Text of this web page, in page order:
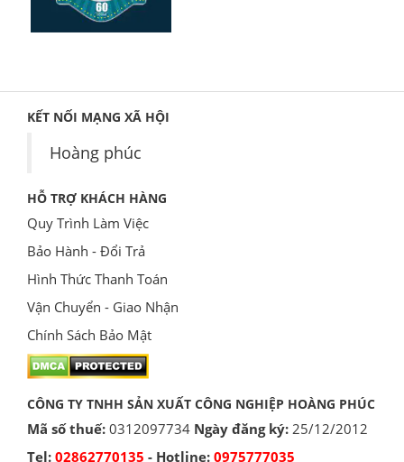
KẾT NỐI MẠNG XÃ HỘI
Hoàng phúc
HỖ TRỢ KHÁCH HÀNG
Quy Trình Làm Việc
Bảo Hành - Đổi Trả
Hình Thức Thanh Toán
Vận Chuyển - Giao Nhận
Chính Sách Bảo Mật
CÔNG TY TNHH SẢN XUẤT CÔNG NGHIỆP HOÀNG PHÚC
Mã số thuế: 0312097734 Ngày đăng ký: 25/12/2012
Tel: 02862770135 - Hotline: 0975777035